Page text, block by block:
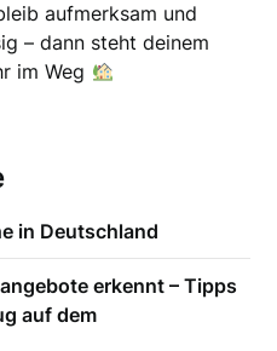
aufmerksam und
– dann steht deinem
im Weg
in Deutschland
erkennt – Tipps
auf dem